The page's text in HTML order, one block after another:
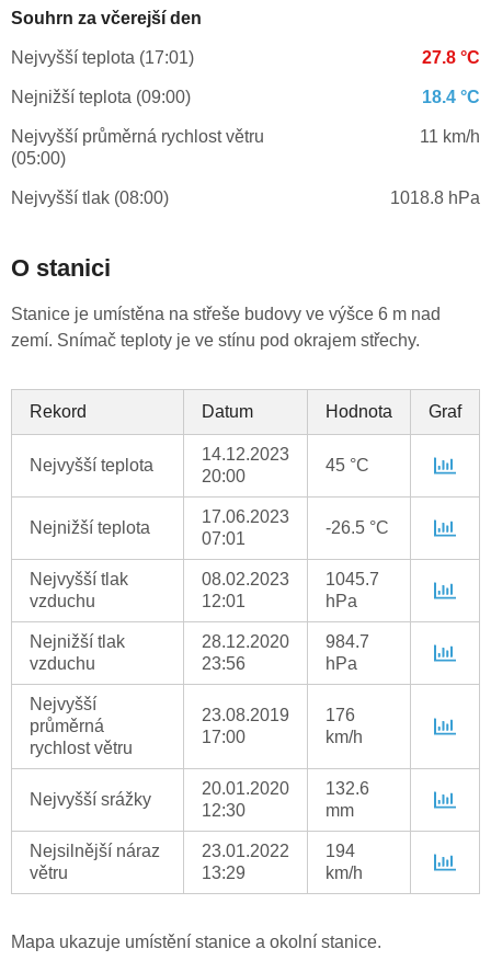
Souhrn za včerejší den
Nejvyšší teplota (17:01) 27.8 °C
Nejnižší teplota (09:00) 18.4 °C
Nejvyšší průměrná rychlost větru
(05:00)
11 km/h
Nejvyšší tlak (08:00) 1018.8 hPa
O stanici
Stanice je umístěna na střeše budovy ve výšce 6 m nad
zemí. Snímač teploty je ve stínu pod okrajem střechy.
Rekord Datum Hodnota Graf
Nejvyšší teplota
14.12.2023
20:00
45 °C
Nejnižší teplota
17.06.2023
07:01
-26.5 °C
Nejvyšší tlak
vzduchu
08.02.2023
12:01
1045.7
hPa
Nejnižší tlak
vzduchu
28.12.2020
23:56
984.7
hPa
Nejvyšší
průměrná
rychlost větru
23.08.2019
17:00
176
km/h
Nejvyšší srážky
20.01.2020
12:30
132.6
mm
Nejsilnější náraz
větru
23.01.2022
13:29
194
km/h
Mapa ukazuje umístění stanice a okolní stanice.